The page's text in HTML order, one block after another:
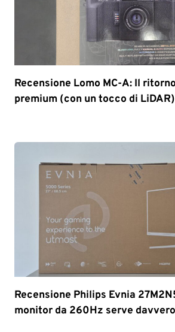
Recensione Lomo MC-A: Il
premium (con un tocco di LiDAR)
Recensione Philips Evnia
monitor da 260Hz serve